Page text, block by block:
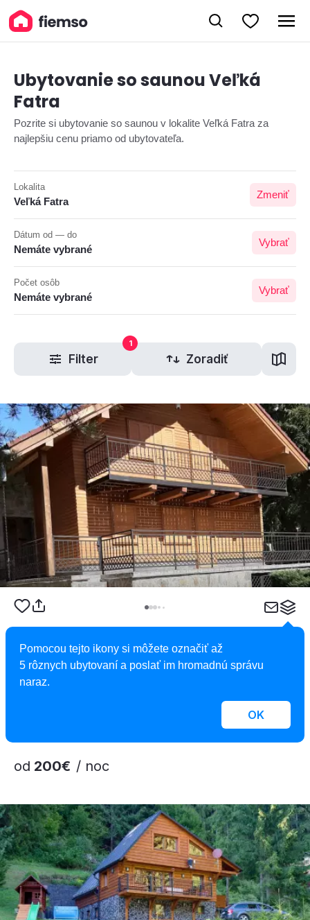
Ubytovanie so saunou Veľká
Fatra
Pozrite si ubytovanie so saunou v lokalite Veľká Fatra za
najlepšiu cenu priamo od ubytovateľa.
Lokalita
Veľká Fatra
Zmeniť
Dátum od — do
Nemáte vybrané
Vybrať
Počet osôb
Nemáte vybrané
Vybrať
Filter
1
Zoradiť
5,0
Chata Čučoriedka
Chata, Belá - Dulice, Slovensko
od 200€ / noc
Pomocou tejto ikony si môžete označiť až
5 rôznych ubytovaní a poslať im hromadnú správu
naraz.
OK